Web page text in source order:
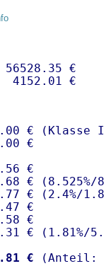
€
€ (Klasse I)
€
€
€ (8.525%/
€ (2.4%/
€
€
€ ( 1.81%/
€